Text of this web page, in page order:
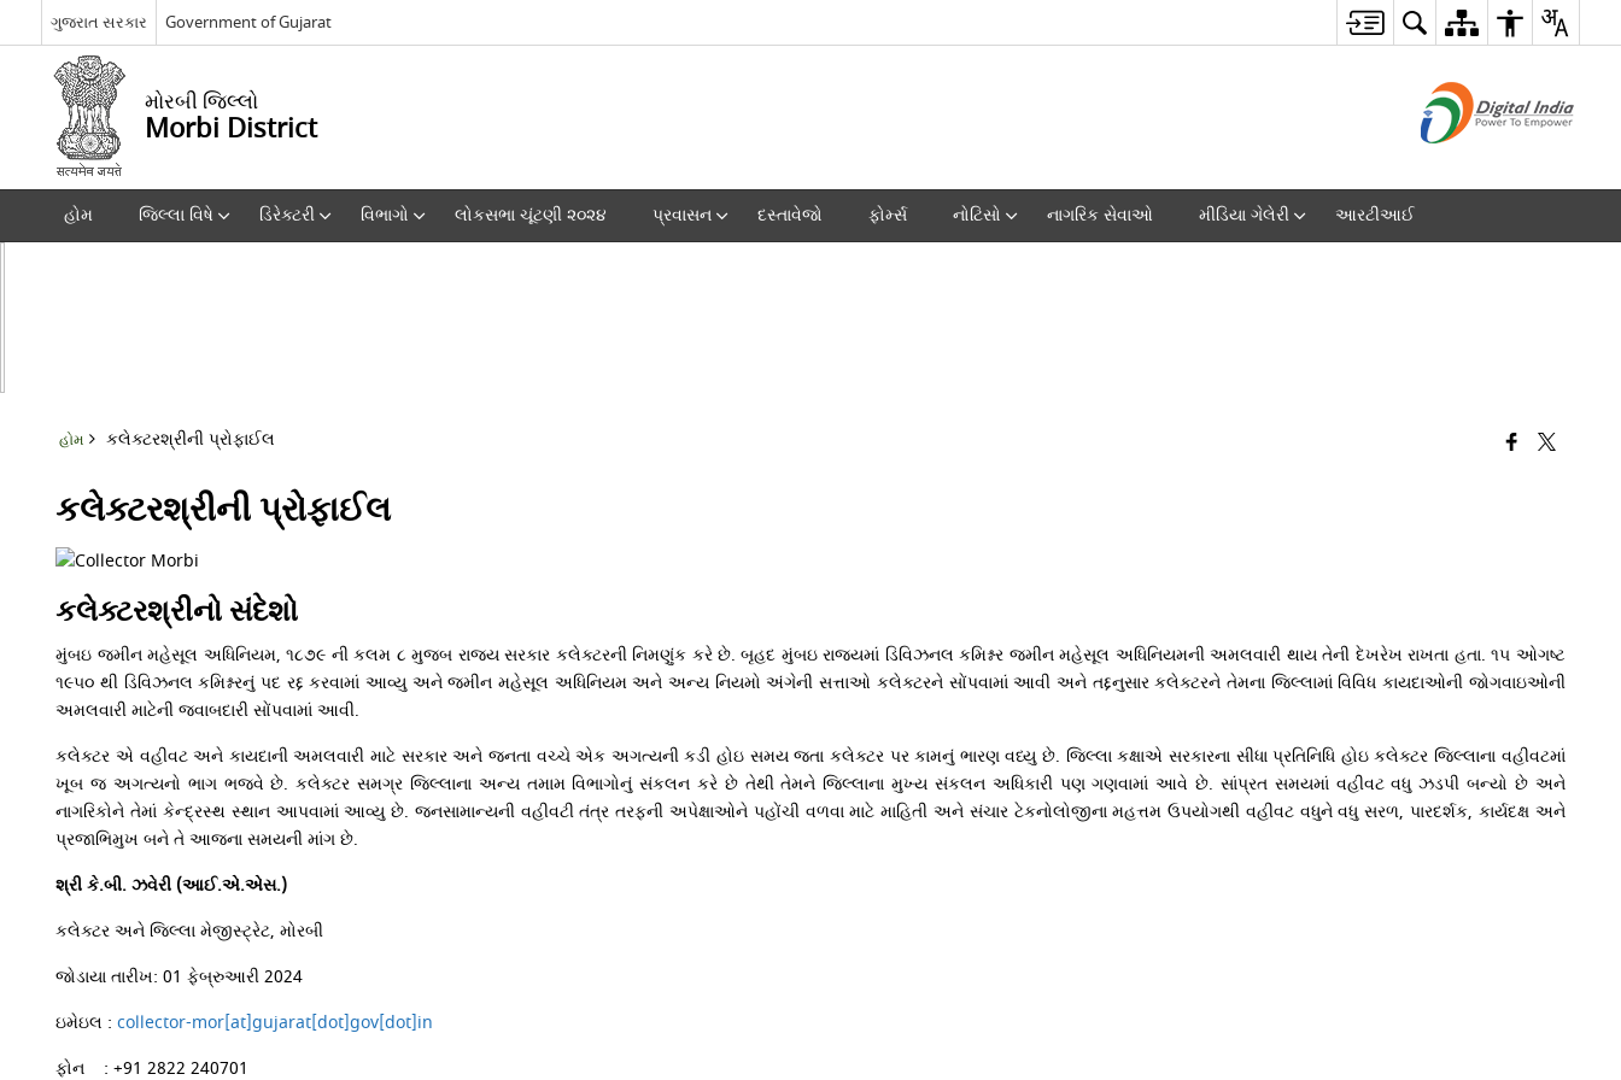
ગુજરાત સરકાર Government of Gujarat
મોરબી જિલ્લો
Morbi District
હોમ જિલ્લા વિષે ડિરેક્ટરી વિભાગો લોકસભા ચૂંટણી ૨૦૨૪ પ્રવાસન દસ્તાવેજો ફોર્મ્સ નોટિસો નાગરિક સેવાઓ મીડિયા ગેલેરી આરટીઆઈ
હોમ કલેક્ટરશ્રીની પ્રોફાઈલ
કલેક્ટરશ્રીની પ્રોફાઈલ
કલેક્ટરશ્રીનો સંદેશો
મુંબઇ જમીન મહેસૂલ અધિનિયમ, ૧૮૭૯ ની કલમ ૮ મુજબ રાજ્ય સરકાર કલેક્ટરની નિમણુંક કરે છે. બૃહદ મુંબઇ રાજ્યમાં ડિવિઝનલ કમિશ્નર જમીન મહેસૂલ અધિનિયમની અમલવારી થાય તેની દેખરેખ રાખતા હતા. ૧૫ ઓગષ્ટ
૧૯૫૦ થી ડિવિઝનલ કમિશ્નરનું પદ રદ્દ કરવામાં આવ્યુ અને જમીન મહેસૂલ અધિનિયમ અને અન્ય નિયમો અંગેની સત્તાઓ કલેક્ટરને સોંપવામાં આવી અને તદ્દનુસાર કલેક્ટરને તેમના જિલ્લામાં વિવિધ કાયદાઓની જોગવાઇઓની
અમલવારી માટેની જવાબદારી સોંપવામાં આવી.
કલેક્ટર એ વહીવટ અને કાયદાની અમલવારી માટે સરકાર અને જનતા વચ્ચે એક અગત્યની કડી હોઇ સમય જતા કલેક્ટર પર કામનું ભારણ વધ્યુ છે. જિલ્લા કક્ષાએ સરકારના સીધા પ્રતિનિધિ હોઇ કલેક્ટર જિલ્લાના વહીવટમાં
ખૂબ જ અગત્યનો ભાગ ભજવે છે. કલેક્ટર સમગ્ર જિલ્લાના અન્ય તમામ વિભાગોનું સંકલન કરે છે તેથી તેમને જિલ્લાના મુખ્ય સંકલન અધિકારી પણ ગણવામાં આવે છે. સાંપ્રત સમયમાં વહીવટ વધુ ઝડપી બન્યો છે અને
નાગરિકોને તેમાં કેન્દ્રસ્થ સ્થાન આપવામાં આવ્યુ છે. જનસામાન્યની વહીવટી તંત્ર તરફની અપેક્ષાઓને પહોંચી વળવા માટે માહિતી અને સંચાર ટેકનોલોજીના મહત્તમ ઉપયોગથી વહીવટ વધુને વધુ સરળ, પારદર્શક, કાર્યદક્ષ અને
પ્રજાભિમુખ બને તે આજના સમયની માંગ છે.
શ્રીકે.બી. ઝવેરી (આઈ.એ.એસ.)
કલેક્ટર અને જિલ્લા મેજીસ્ટ્રેટ, મોરબી
જોડાયા તારીખ:01 ફેબ્રુઆરી 2024
ઇમેઇલ :collector-mor[at]gujarat[dot]gov[dot]in
ફોન : +91 2822 240701